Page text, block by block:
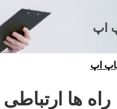
اپ
اپ
راه ها ارتباطی